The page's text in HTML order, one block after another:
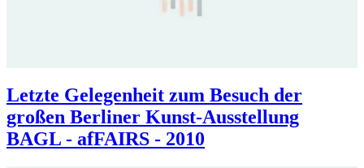
Letzte Gelegenheit zum Besuch der
großen Berliner Kunst-Ausstellung
BAGL - afFAIRS - 2010